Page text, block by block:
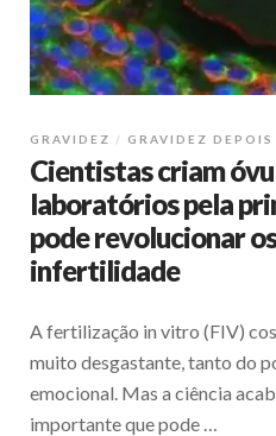
GRAVIDEZ GRAVIDEZ DEPOIS
Cientistas criam
laboratórios pela
pode revolucionar
infertilidade
A fertilização in vitro (FIV)
muito desgastante, tanto do
emocional. Mas a ciência
importante que pode …